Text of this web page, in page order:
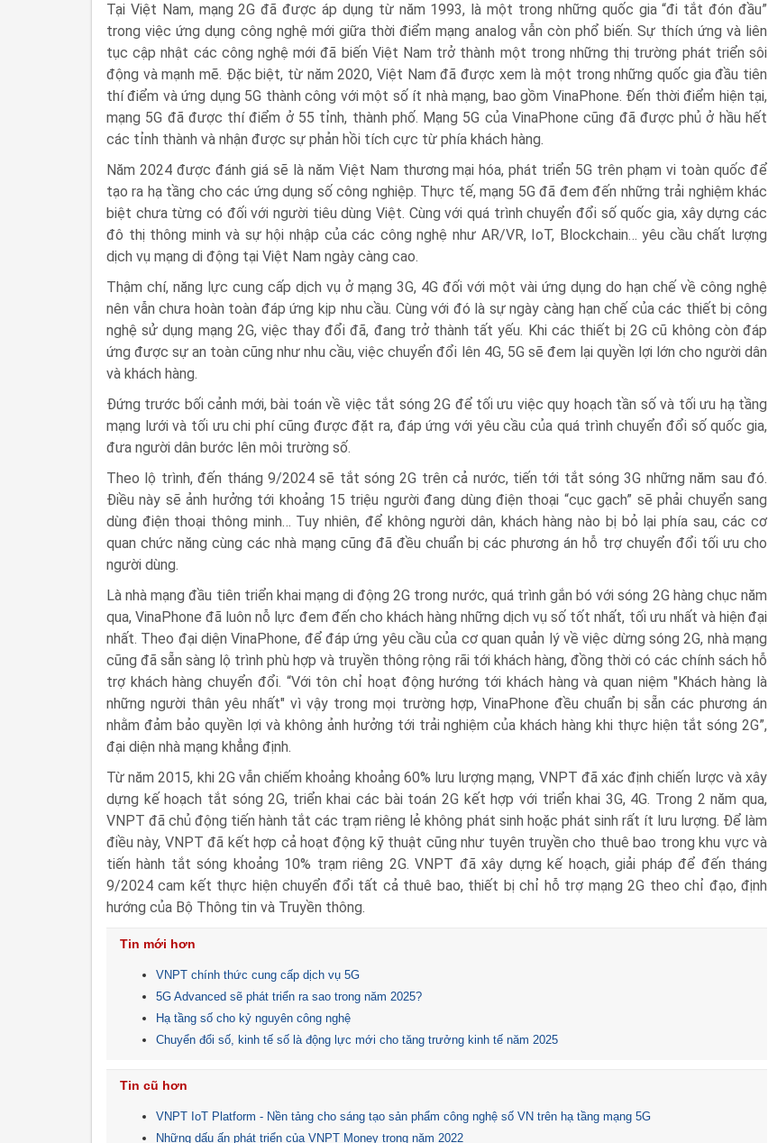
Tại Việt Nam, mạng 2G đã được áp dụng từ năm 1993, là một trong những quốc gia “đi tắt đón đầu”
trong việc ứng dụng công nghệ mới giữa thời điểm mạng analog vẫn còn phổ biến. Sự thích ứng và liên
tục cập nhật các công nghệ mới đã biến Việt Nam trở thành một trong những thị trường phát triển sôi
động và mạnh mẽ. Đặc biệt, từ năm 2020, Việt Nam đã được xem là một trong những quốc gia đầu tiên
thí điểm và ứng dụng 5G thành công với một số ít nhà mạng, bao gồm VinaPhone. Đến thời điểm hiện tại,
mạng 5G đã được thí điểm ở 55 tỉnh, thành phố. Mạng 5G của VinaPhone cũng đã được phủ ở hầu hết
các tỉnh thành và nhận được sự phản hồi tích cực từ phía khách hàng.
Năm 2024 được đánh giá sẽ là năm Việt Nam thương mại hóa, phát triển 5G trên phạm vi toàn quốc để
tạo ra hạ tầng cho các ứng dụng số công nghiệp. Thực tế, mạng 5G đã đem đến những trải nghiệm khác
biệt chưa từng có đối với người tiêu dùng Việt. Cùng với quá trình chuyển đổi số quốc gia, xây dựng các
đô thị thông minh và sự hội nhập của các công nghệ như AR/VR, IoT, Blockchain… yêu cầu chất lượng
dịch vụ mạng di động tại Việt Nam ngày càng cao.
Thậm chí, năng lực cung cấp dịch vụ ở mạng 3G, 4G đối với một vài ứng dụng do hạn chế về công nghệ
nên vẫn chưa hoàn toàn đáp ứng kịp nhu cầu. Cùng với đó là sự ngày càng hạn chế của các thiết bị công
nghệ sử dụng mạng 2G, việc thay đổi đã, đang trở thành tất yếu. Khi các thiết bị 2G cũ không còn đáp
ứng được sự an toàn cũng như nhu cầu, việc chuyển đổi lên 4G, 5G sẽ đem lại quyền lợi lớn cho người dân
và khách hàng.
Đứng trước bối cảnh mới, bài toán về việc tắt sóng 2G để tối ưu việc quy hoạch tần số và tối ưu hạ tầng
mạng lưới và tối ưu chi phí cũng được đặt ra, đáp ứng với yêu cầu của quá trình chuyển đổi số quốc gia,
đưa người dân bước lên môi trường số.
Theo lộ trình, đến tháng 9/2024 sẽ tắt sóng 2G trên cả nước, tiến tới tắt sóng 3G những năm sau đó.
Điều này sẽ ảnh hưởng tới khoảng 15 triệu người đang dùng điện thoại “cục gạch” sẽ phải chuyển sang
dùng điện thoại thông minh… Tuy nhiên, để không người dân, khách hàng nào bị bỏ lại phía sau, các cơ
quan chức năng cùng các nhà mạng cũng đã đều chuẩn bị các phương án hỗ trợ chuyển đổi tối ưu cho
người dùng.
Là nhà mạng đầu tiên triển khai mạng di động 2G trong nước, quá trình gắn bó với sóng 2G hàng chục năm
qua, VinaPhone đã luôn nỗ lực đem đến cho khách hàng những dịch vụ số tốt nhất, tối ưu nhất và hiện đại
nhất. Theo đại diện VinaPhone, để đáp ứng yêu cầu của cơ quan quản lý về việc dừng sóng 2G, nhà mạng
cũng đã sẵn sàng lộ trình phù hợp và truyền thông rộng rãi tới khách hàng, đồng thời có các chính sách hỗ
trợ khách hàng chuyển đổi. “Với tôn chỉ hoạt động hướng tới khách hàng và quan niệm "Khách hàng là
những người thân yêu nhất" vì vậy trong mọi trường hợp, VinaPhone đều chuẩn bị sẵn các phương án
nhằm đảm bảo quyền lợi và không ảnh hưởng tới trải nghiệm của khách hàng khi thực hiện tắt sóng 2G”,
đại diện nhà mạng khẳng định.
Từ năm 2015, khi 2G vẫn chiếm khoảng khoảng 60% lưu lượng mạng, VNPT đã xác định chiến lược và xây
dựng kế hoạch tắt sóng 2G, triển khai các bài toán 2G kết hợp với triển khai 3G, 4G. Trong 2 năm qua,
VNPT đã chủ động tiến hành tắt các trạm riêng lẻ không phát sinh hoặc phát sinh rất ít lưu lượng. Để làm
điều này, VNPT đã kết hợp cả hoạt động kỹ thuật cũng như tuyên truyền cho thuê bao trong khu vực và
tiến hành tắt sóng khoảng 10% trạm riêng 2G. VNPT đã xây dựng kế hoạch, giải pháp để đến tháng
9/2024 cam kết thực hiện chuyển đổi tất cả thuê bao, thiết bị chỉ hỗ trợ mạng 2G theo chỉ đạo, định
hướng của Bộ Thông tin và Truyền thông.
Tin mới hơn
VNPT chính thức cung cấp dịch vụ 5G
5G Advanced sẽ phát triển ra sao trong năm 2025?
Hạ tầng số cho kỷ nguyên công nghệ
Chuyển đổi số, kinh tế số là động lực mới cho tăng trưởng kinh tế năm 2025
Tin cũ hơn
VNPT IoT Platform - Nền tảng cho sáng tạo sản phẩm công nghệ số VN trên hạ tầng mạng 5G
Những dấu ấn phát triển của VNPT Money trong năm 2022